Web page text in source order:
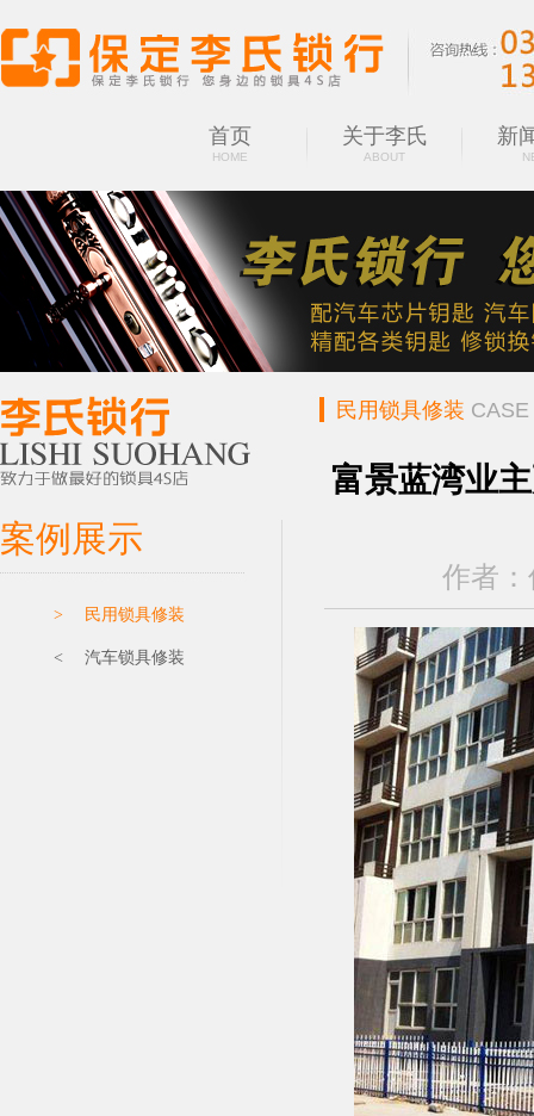
首页
HOME
关于李氏
ABOUT
新
案例展示
> 民用锁具修装
< 汽车锁具修装
民用锁具修装 CASE
富景蓝湾业
作者：